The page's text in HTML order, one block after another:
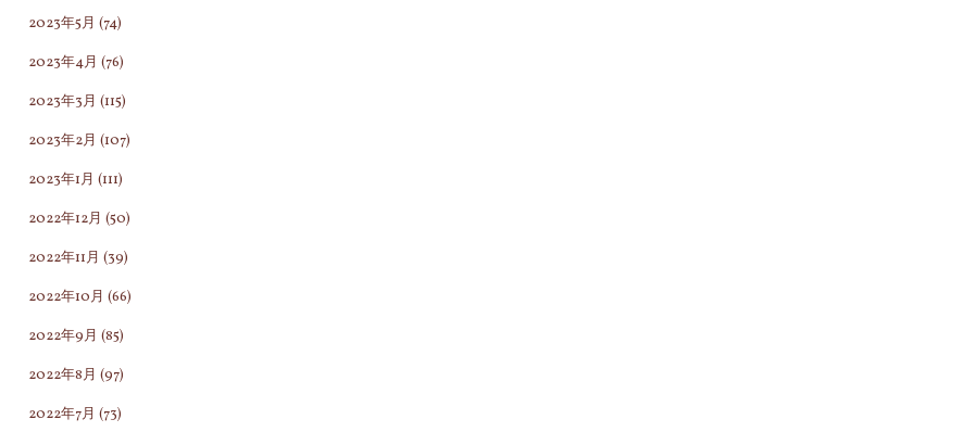
2023年5月 (74)
2023年4月 (76)
2023年3月 (115)
2023年2月 (107)
2023年1月 (111)
2022年12月 (50)
2022年11月 (39)
2022年10月 (66)
2022年9月 (85)
2022年8月 (97)
2022年7月 (73)